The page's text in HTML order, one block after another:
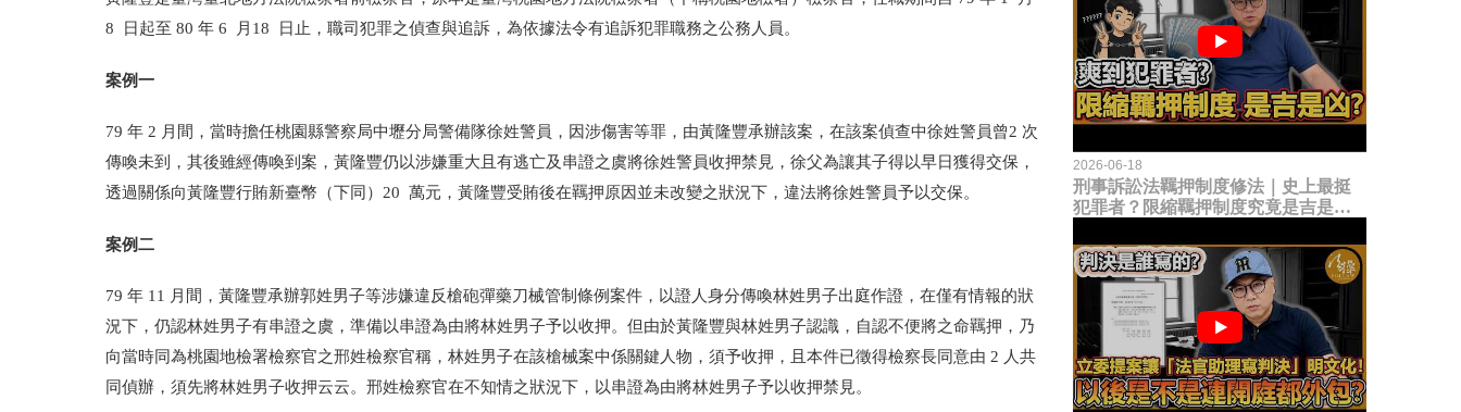
8 日起至 80 年 6 月18 日止，職司犯罪之偵查與追訴，為依據法令有追訴犯罪職務之公務人員。
案例一
79 年 2 月間，當時擔任桃園縣警察局中壢分局警備隊徐姓警員，因涉傷害等罪，由黃隆豐承辦該案，在該案偵查中徐姓警員曾2 次
傳喚未到，其後雖經傳喚到案，黃隆豐仍以涉嫌重大且有逃亡及串證之虞將徐姓警員收押禁見，徐父為讓其子得以早日獲得交保，
透過關係向黃隆豐行賄新臺幣（下同）20 萬元，黃隆豐受賄後在羈押原因並未改變之狀況下，違法將徐姓警員予以交保。
案例二
79 年 11 月間，黃隆豐承辦郭姓男子等涉嫌違反槍砲彈藥刀械管制條例案件，以證人身分傳喚林姓男子出庭作證，在僅有情報的狀
況下，仍認林姓男子有串證之虞，準備以串證為由將林姓男子予以收押。但由於黃隆豐與林姓男子認識，自認不便將之命羈押，乃
向當時同為桃園地檢署檢察官之邢姓檢察官稱，林姓男子在該槍械案中係關鍵人物，須予收押，且本件已徵得檢察長同意由 2 人共
同偵辦，須先將林姓男子收押云云。邢姓檢察官在不知情之狀況下，以串證為由將林姓男子予以收押禁見。
2026-06-18
刑事訴訟法羈押制度修法｜史上最挺
犯罪者？限縮羈押制度究竟是吉是